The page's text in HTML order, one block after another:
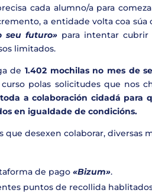
cada alumno/a para
a entidade volta coa
seu futuro» para intentar cubrir
limitados.
de 1.402 mochilas no mes de
polas solicitudes que nos
a colaboración cidadá para
en igualdade de condicións.
desexen colaborar, diversas
de pago«Bizum».
puntos de recollida